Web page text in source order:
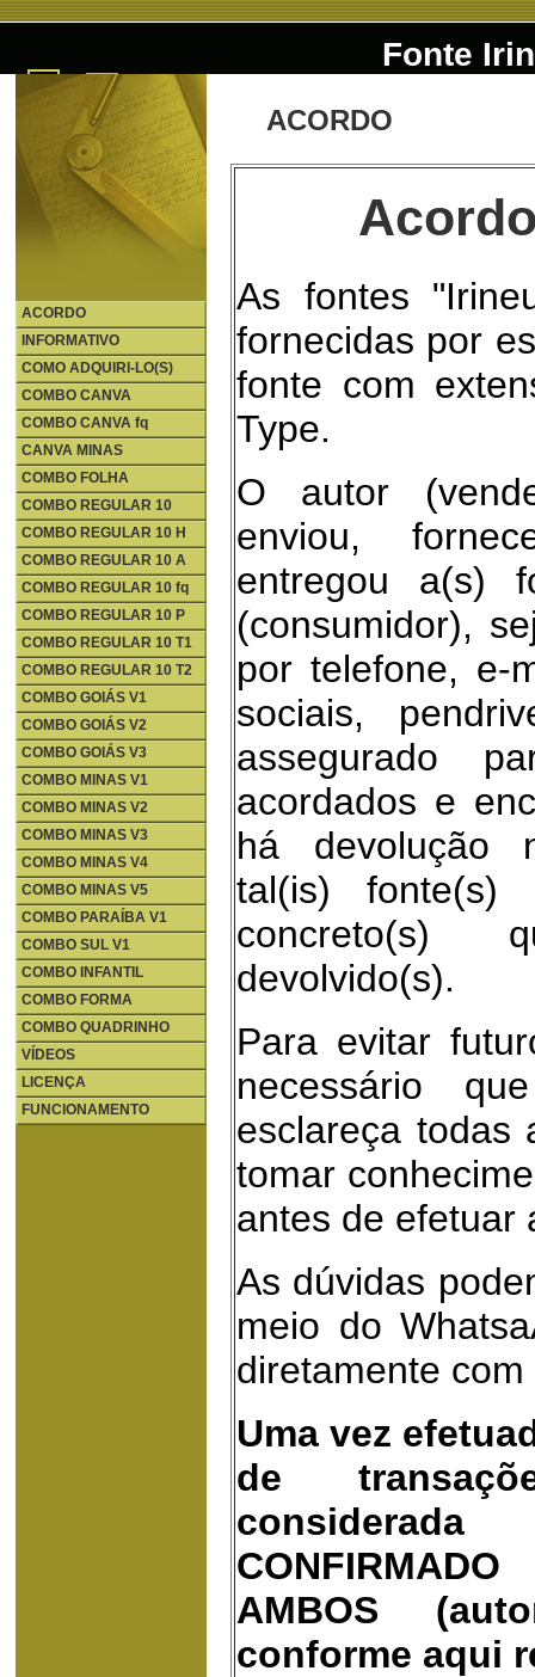
Fonte
ACORDO
INFORMATIVO
COMO ADQUIRI-LO(S)
COMBO CANVA
COMBO CANVA fq
CANVA MINAS
COMBO FOLHA
COMBO REGULAR 10
COMBO REGULAR 10 H
COMBO REGULAR 10 A
COMBO REGULAR 10 fq
COMBO REGULAR 10 P
COMBO REGULAR 10 T1
COMBO REGULAR 10 T2
COMBO GOIÁS V1
COMBO GOIÁS V2
COMBO GOIÁS V3
COMBO MINAS V1
COMBO MINAS V2
COMBO MINAS V3
COMBO MINAS V4
COMBO MINAS V5
COMBO PARAÍBA V1
COMBO SUL V1
COMBO INFANTIL
COMBO FORMA
COMBO QUADRINHO
VÍDEOS
LICENÇA
FUNCIONAMENTO
ACORDO
As fontes
fornecidas por
fonte com
Type.
O autor
enviou,
entregou a(s)
(consumidor),
por telefone, e-
sociais,
assegurado
acordados e
há devolução
tal(is) fonte(s)
concreto(s)
devolvido(s).
Para evitar
necessário
esclareça todas
tomar
antes de efetuar
As dúvidas
meio do
diretamente
Uma vez
de
AMBOS
conforme aqui